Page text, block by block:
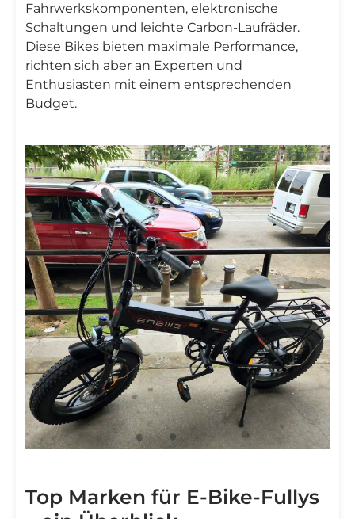
Fahrwerkskomponenten, elektronische
Schaltungen und leichte Carbon-Laufräder.
Diese Bikes bieten maximale Performance,
richten sich aber an Experten und
Enthusiasten mit einem entsprechenden
Budget.
Top Marken für E-Bike-Fullys